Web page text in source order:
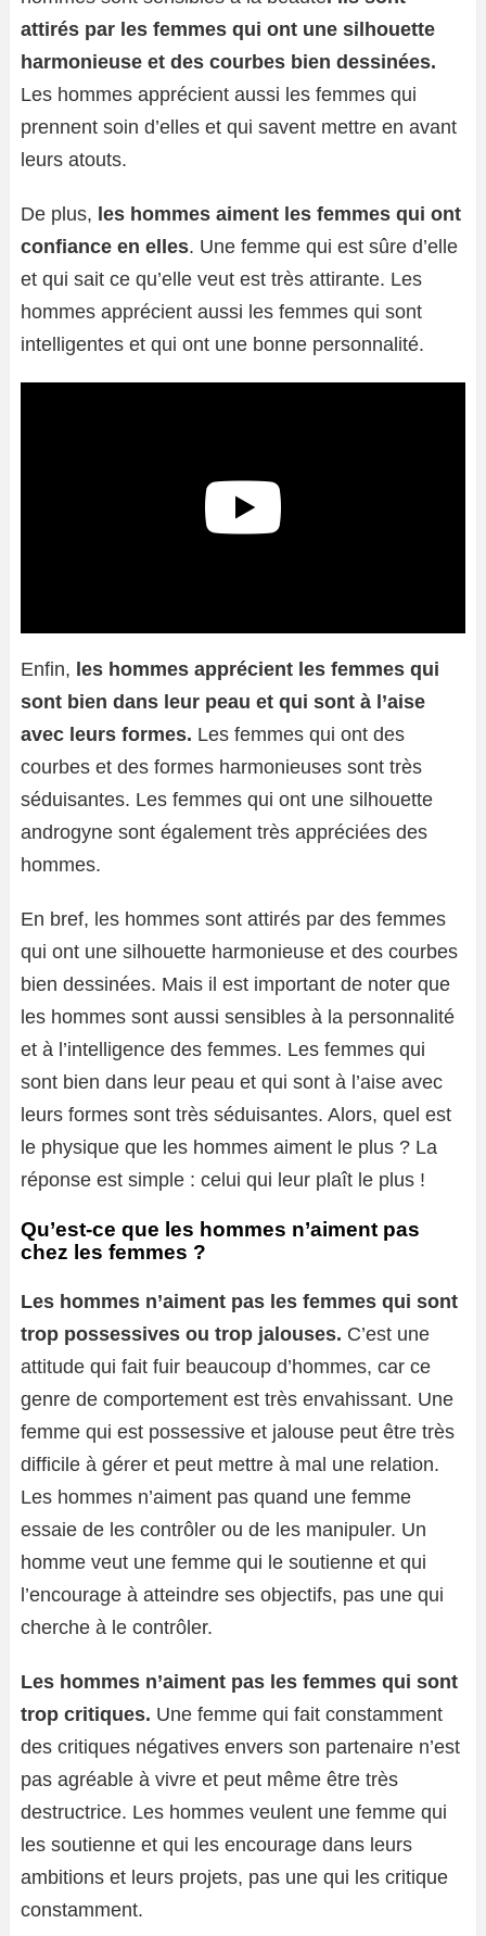
attirés par les femmes qui ont une silhouette
harmonieuse et des courbes bien dessinées.
Les hommes apprécient aussi les femmes qui
prennent soin d’elles et qui savent mettre en avant
leurs atouts.
De plus, les hommes aiment les femmes qui ont
confiance en elles. Une femme qui est sûre d’elle
et qui sait ce qu’elle veut est très attirante. Les
hommes apprécient aussi les femmes qui sont
intelligentes et qui ont une bonne personnalité.
Enfin, les hommes apprécient les femmes qui
sont bien dans leur peau et qui sont à l’aise
avec leurs formes. Les femmes qui ont des
courbes et des formes harmonieuses sont très
séduisantes. Les femmes qui ont une silhouette
androgyne sont également très appréciées des
hommes.
En bref, les hommes sont attirés par des femmes
qui ont une silhouette harmonieuse et des courbes
bien dessinées. Mais il est important de noter que
les hommes sont aussi sensibles à la personnalité
et à l’intelligence des femmes. Les femmes qui
sont bien dans leur peau et qui sont à l’aise avec
leurs formes sont très séduisantes. Alors, quel est
le physique que les hommes aiment le plus ? La
réponse est simple : celui qui leur plaît le plus !
Qu’est-ce que les hommes n’aiment pas
chez les femmes ?
Les hommes n’aiment pas les femmes qui sont
trop possessives ou trop jalouses. C’est une
attitude qui fait fuir beaucoup d’hommes, car ce
genre de comportement est très envahissant. Une
femme qui est possessive et jalouse peut être très
difficile à gérer et peut mettre à mal une relation.
Les hommes n’aiment pas quand une femme
essaie de les contrôler ou de les manipuler. Un
homme veut une femme qui le soutienne et qui
l’encourage à atteindre ses objectifs, pas une qui
cherche à le contrôler.
Les hommes n’aiment pas les femmes qui sont
trop critiques. Une femme qui fait constamment
des critiques négatives envers son partenaire n’est
pas agréable à vivre et peut même être très
destructrice. Les hommes veulent une femme qui
les soutienne et qui les encourage dans leurs
ambitions et leurs projets, pas une qui les critique
constamment.